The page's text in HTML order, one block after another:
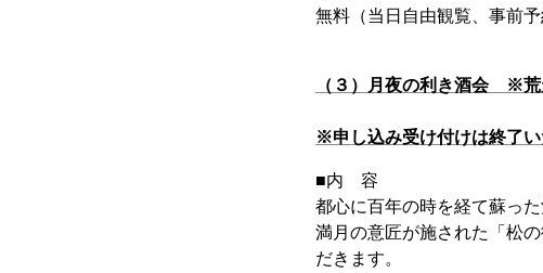
無料（当日自由観覧、事前予
（３）月夜の利き酒会 ※荒
※申し込み受け付けは終了
■内 容
都心に百年の時を経て蘇っ
満月の意匠が施された「松
だきます。